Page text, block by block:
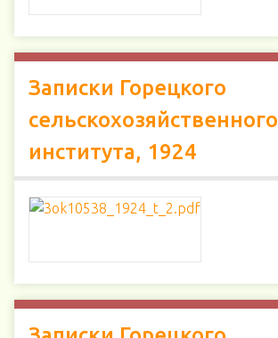
Записки Горецкого
сельскохозяйственного
института, 1924